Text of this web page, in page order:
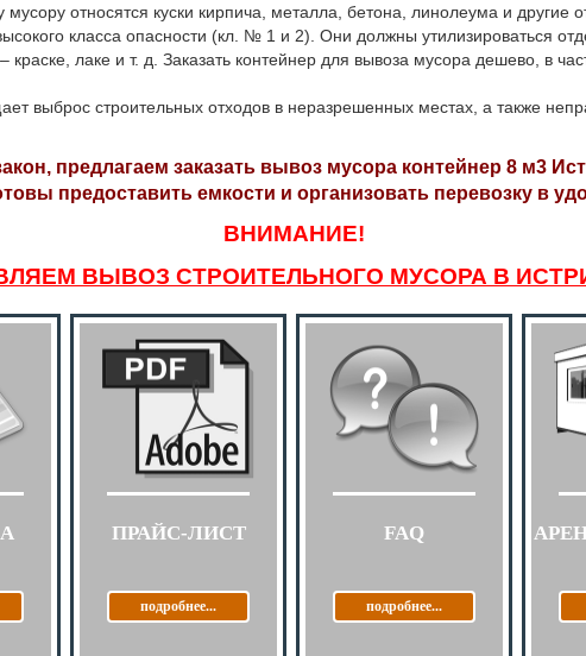
относятся куски кирпича, металла, бетона, линолеума и другие
класса опасности (кл. № 1 и 2). Они должны утилизироваться
лаке и т. д. Заказать контейнер для вывоза мусора дешево, в
выброс строительных отходов в неразрешенных местах, а также
предлагаем заказать вывоз мусора контейнер 8 м3
предоставить емкости и организовать перевозку в
ВНИМАНИЕ!
ВЫВОЗ СТРОИТЕЛЬНОГО МУСОРА В
ПРАЙС-ЛИСТ
подробнее...
FAQ
подробнее...